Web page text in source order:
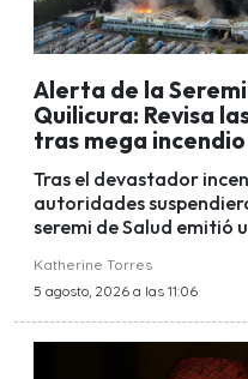
Alerta de la
Quilicura: Revisa
tras mega
Tras el devastador
autoridades
seremi de Salud emitió
Katherine Torres
5 agosto, 2026 a las 11:06